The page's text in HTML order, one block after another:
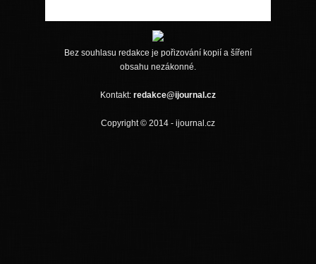
Bez souhlasu redakce je pořizování kopií a šíření
obsahu nezákonné.
Kontakt: redakce@ijournal.cz
Copyright © 2014 - ijournal.cz